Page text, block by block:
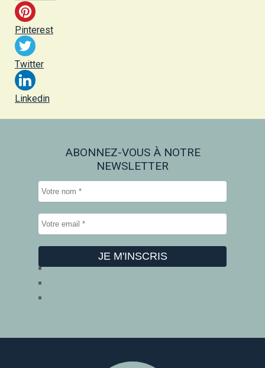
Pinterest
Twitter
Linkedin
ABONNEZ-VOUS À NOTRE
NEWSLETTER